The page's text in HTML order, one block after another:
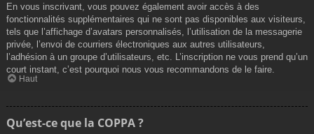
En vous inscrivant, vous pouvez également avoir accès à des
fonctionnalités supplémentaires qui ne sont pas disponibles aux visiteurs,
tels que l’affichage d’avatars personnalisés, l’utilisation de la messagerie
privée, l’envoi de courriers électroniques aux autres utilisateurs,
l’adhésion à un groupe d’utilisateurs, etc. L’inscription ne vous prend qu’un
court instant, c’est pourquoi nous vous recommandons de le faire.
Haut
Qu’est-ce que la COPPA ?